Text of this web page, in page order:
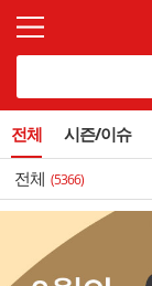
전체 시즌/이슈
전체 (5366)